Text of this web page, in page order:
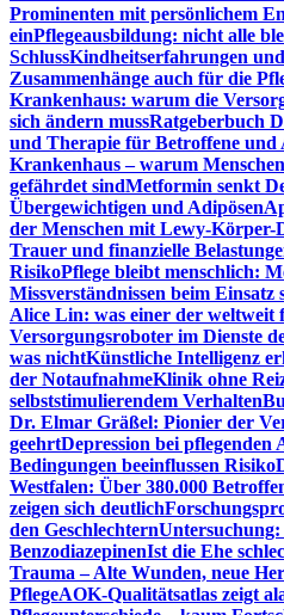
Prominenten mit persönlichem
einPflegeausbildung: nicht alle
SchlussKindheitserfahrungen
Zusammenhänge auch für die
Krankenhaus: warum die
sich ändern mussRatgeberbuch
und Therapie für Betroffene und
Krankenhaus – warum
gefährdet sindMetformin senkt
Übergewichtigen und Adipösen
der Menschen mit Lewy-Körper-
Trauer und finanzielle
RisikoPflege bleibt menschlich:
Missverständnissen beim Einsatz
Alice Lin: was einer der weltweit
Versorgungsroboter im Dienste
was nichtKünstliche Intelligenz
der NotaufnahmeKlinik ohne
selbststimulierendem Verhalten
Dr. Elmar Gräßel: Pionier der
geehrtDepression bei pflegenden
Bedingungen beeinflussen Risiko
Westfalen: Über 380.000
zeigen sich deutlich
den Geschlechtern
BenzodiazepinenIst die Ehe
Trauma – Alte Wunden, neue
PflegeAOK-Qualitätsatlas zeigt